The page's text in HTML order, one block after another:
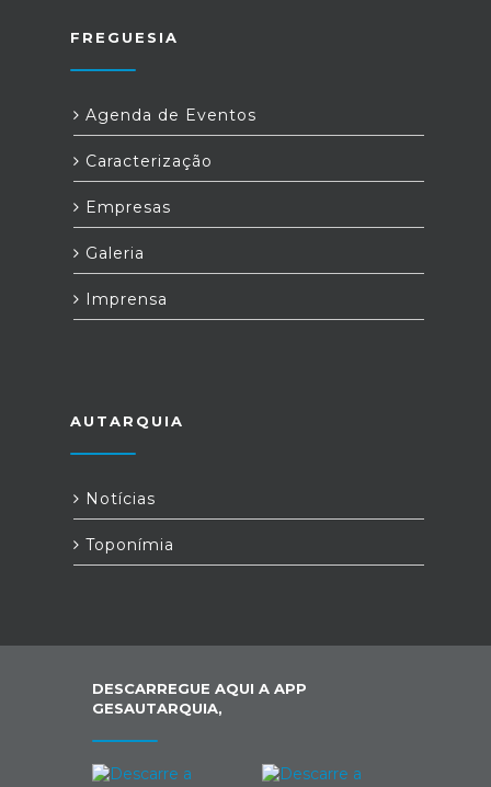
FREGUESIA
Agenda de Eventos
Caracterização
Empresas
Galeria
Imprensa
AUTARQUIA
Notícias
Toponímia
DESCARREGUE AQUI A APP
GESAUTARQUIA,